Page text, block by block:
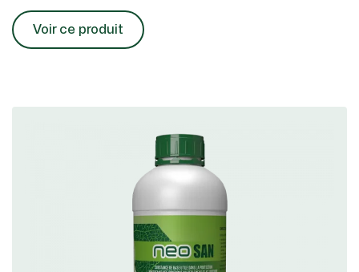
Voir ce produit